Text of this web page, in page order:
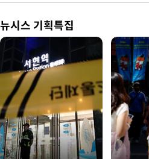
뉴시스 기획특집